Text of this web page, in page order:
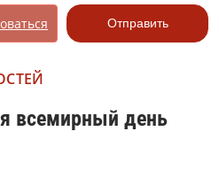
Отправить
всемирный день